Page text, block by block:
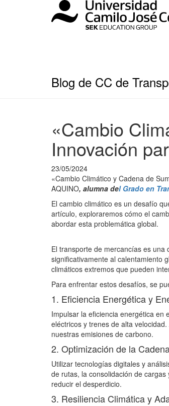
Blog de CC de
«Cambio
Innovación
23/05/2024
«Cambio Climático y Cadena de
AQUINO, alumna del Grado en
El cambio climático es un desafío
artículo, exploraremos cómo el
abordar esta problemática global.
El transporte de mercancías es
significativamente al calentamiento
climáticos extremos que pueden
Para enfrentar estos desafíos, se
1. Eficiencia Energética y
Impulsar la eficiencia energética
eléctricos y trenes de alta
nuestras emisiones de carbono.
2. Optimización de la
Utilizar tecnologías digitales y
de rutas, la consolidación de
reducir el desperdicio.
3. Resiliencia Climática y